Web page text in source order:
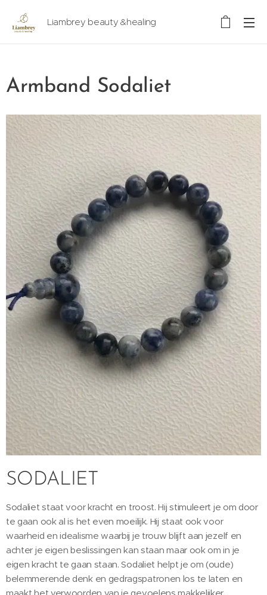
Liambrey beauty &healing
Armband Sodaliet
SODALIET
Sodaliet staat voor kracht en troost. Hij stimuleert je om door
te gaan ook al is het even moeilijk. Hij staat ook voor
waarheid en idealisme waarbij je trouw blijft aan jezelf en
achter je eigen beslissingen kan staan maar ook om in je
eigen kracht te gaan staan. Sodaliet helpt je om (oude)
belemmerende denk en gedragspatronen los te laten en
maakt het verwoorden van je gevoelens makkelijker.